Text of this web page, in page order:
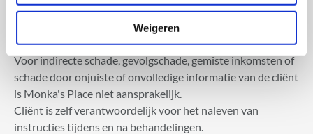
Weigeren
schade door opzet of grove nalatigheid van Monka's Place
is Monka's Place aansprakelijk tot maximaal het
factuurbedrag van de betreffende dienst.
Voor indirecte schade, gevolgschade, gemiste inkomsten of
schade door onjuiste of onvolledige informatie van de cliënt
is Monka's Place niet aansprakelijk.
Cliënt is zelf verantwoordelijk voor het naleven van
instructies tijdens en na behandelingen.